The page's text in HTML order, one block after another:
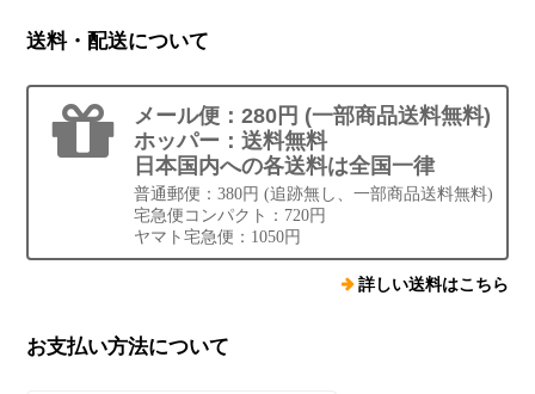
送料・配送について
メール便：280円 (一部商品送料無料)
ホッパー：送料無料
日本国内への各送料は全国一律
普通郵便：380円 (追跡無し、一部商品送料無料)
宅急便コンパクト：720円
ヤマト宅急便：1050円
詳しい送料はこちら
お支払い方法について